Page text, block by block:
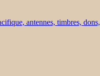
antennes, timbres, dons,